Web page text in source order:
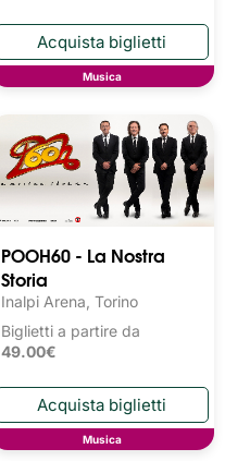
Musica
POOH60 - La Nostra
Storia
Inalpi Arena, Torino
Biglietti a partire da
49.00€
Musica